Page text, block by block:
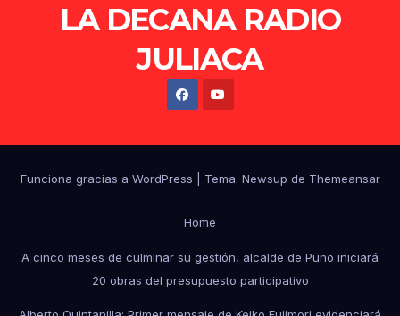
LA DECANA RADIO
JULIACA
Funciona gracias a WordPress Tema: Newsup de Themeansar
Home
A cinco meses de culminar su gestión, alcalde de Puno iniciará
20 obras del presupuesto participativo